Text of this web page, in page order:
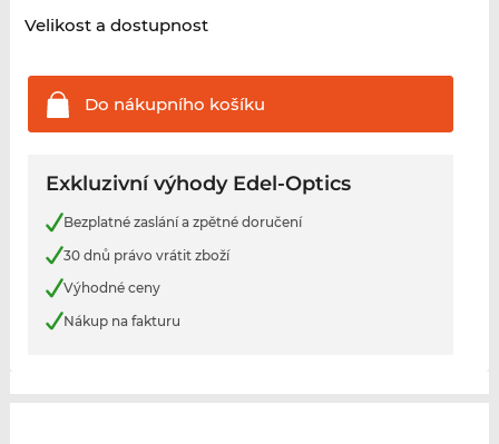
Velikost a dostupnost
Do nákupního košíku
Exkluzivní výhody Edel-Optics
Bezplatné zaslání a zpětné doručení
30 dnů právo vrátit zboží
Výhodné ceny
Nákup na fakturu